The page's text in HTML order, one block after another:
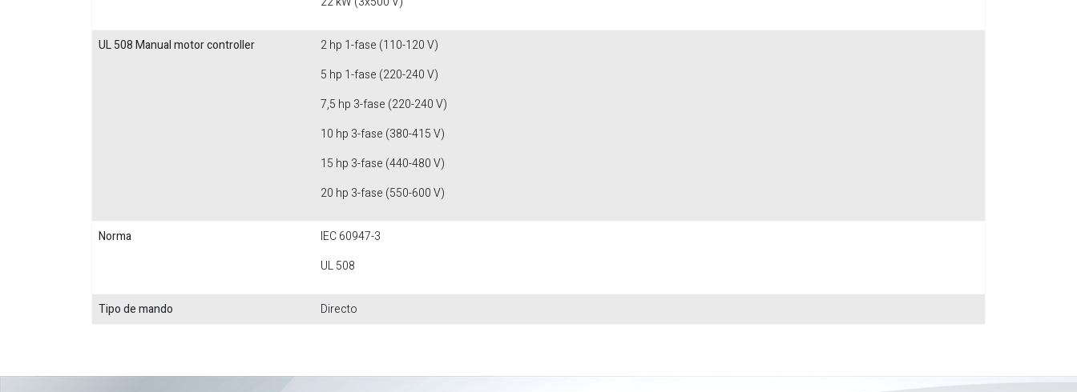
UL 508 Manual motor controller
2 hp 1-fase (110-120 V)
5 hp 1-fase (220-240 V)
7,5 hp 3-fase (220-240 V)
10 hp 3-fase (380-415 V)
15 hp 3-fase (440-480 V)
20 hp 3-fase (550-600 V)
Norma
IEC 60947-3
UL 508
Tipo de mando Directo